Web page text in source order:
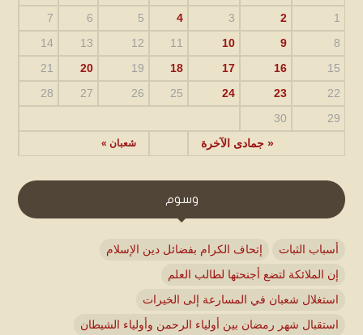
« جمادى الآخرة شعبان »
1
2
3
4
5
6
7
8
9
10
11
12
13
14
15
16
17
18
19
20
21
22
23
24
25
26
27
28
29
30
وسوم
أسباب الثبات
إتحاف الكرام بفضائل دين الإسلام
إن الملائكة لتضع أجنحتها لطالب العلم
استغلال شعبان في المسارعة إلى الخيرات
استقبال شهر رمضان بين أولياء الرحمن وأولياء الشيطان